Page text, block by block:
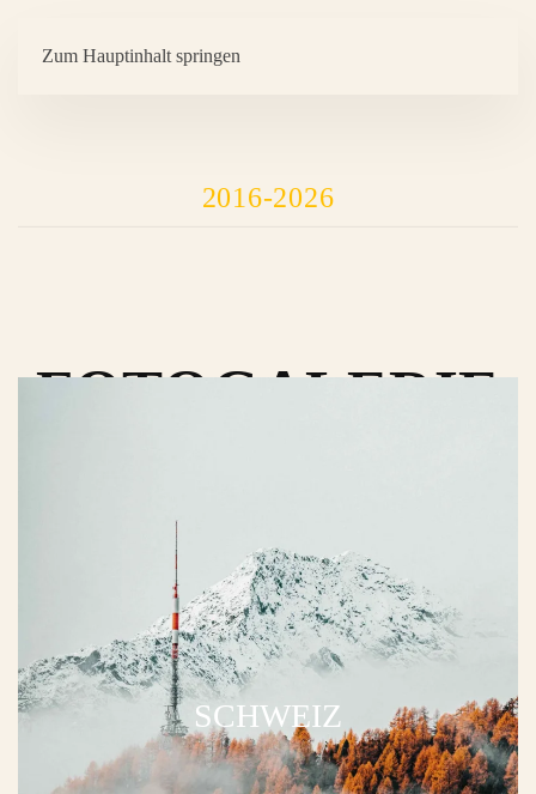
Zum Hauptinhalt springen
2016-2026
FOTOGALERIE
SCHWEIZ